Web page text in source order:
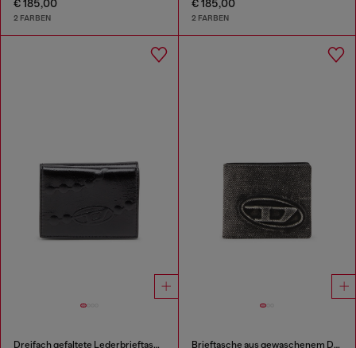
€ 185,00
2 FARBEN
€ 185,00
2 FARBEN
Dreifach gefaltete Lederbrieftasche mit geprägtem Kettenmotiv Brieftasche aus gewaschenem Denim